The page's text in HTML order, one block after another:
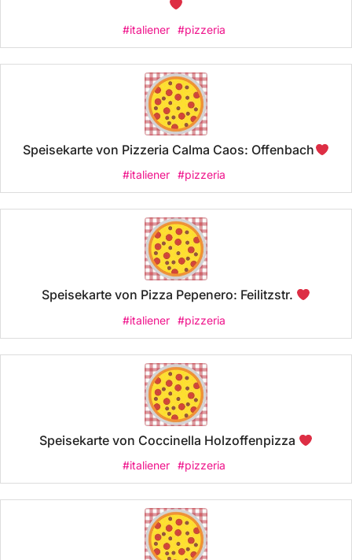
#italiener #pizzeria
Speisekarte von Pizzeria Calma Caos: Offenbach
#italiener #pizzeria
Speisekarte von Pizza Pepenero: Feilitzstr.
#italiener #pizzeria
Speisekarte von Coccinella Holzoffenpizza
#italiener #pizzeria